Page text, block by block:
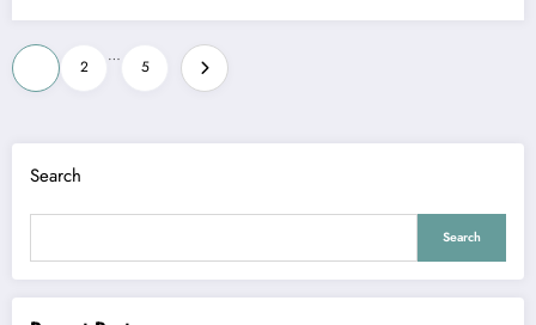
Posts
pagination
2
…
5
Search
Search